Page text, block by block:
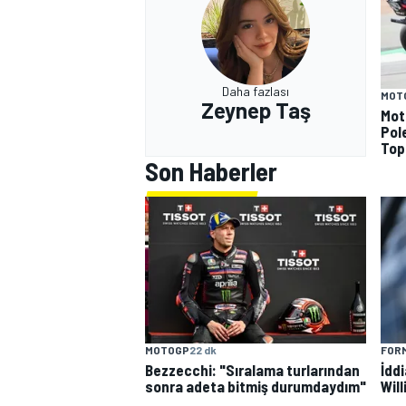
Daha fazlası
Zeynep Taş
Son Haberler
MOTOGP22 dk
Bezzecchi: "Sıralama turlarından
sonra adeta bitmiş durumdaydım"